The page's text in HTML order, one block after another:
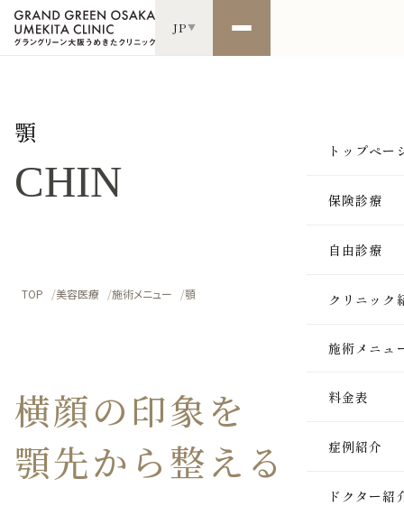
JP▼
トップペー
保険診療
自由診療
クリニック
施術メニュ
SKIN
料金表
症例紹介
ドクター紹
顎
CHIN
TOP 美容医療 施術メニュー 顎
横顔の印象を
顎先から整える